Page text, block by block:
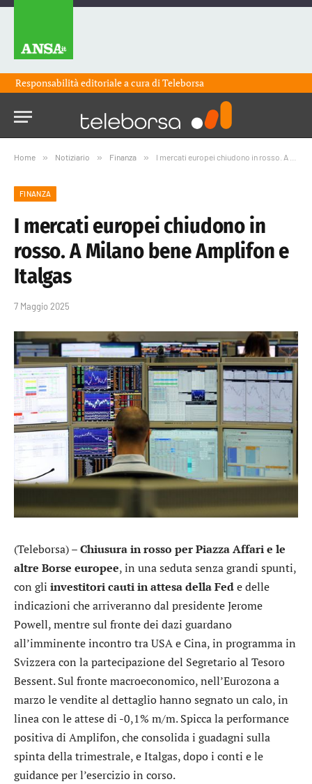
Responsabilità editoriale a cura diTeleborsa
Home » Notiziario » Finanza » I mercati europei chiudono in rosso. A Milano bene Amplifon e Italgas
FINANZA
I mercati europei chiudono in
rosso. A Milano bene Amplifon e
Italgas
7 Maggio 2025
(Teleborsa) –Chiusura in rosso per Piazza Affari e le
altre Borse europee, in una seduta senza grandi spunti,
con gli investitori cauti in attesa della Fede delle
indicazioni che arriveranno dal presidente Jerome
Powell, mentre sul fronte dei dazi guardano
all’imminente incontro tra USA e Cina, in programma in
Svizzera con la partecipazione del Segretario al Tesoro
Bessent. Sul fronte macroeconomico, nell’Eurozona a
marzo le vendite al dettaglio hanno segnato un calo, in
linea con le attese di -0,1% m/m. Spicca la performance
positiva di Amplifon, che consolida i guadagni sulla
spinta della trimestrale, eItalgas, dopo i conti e le
guidance per l’esercizio in corso.